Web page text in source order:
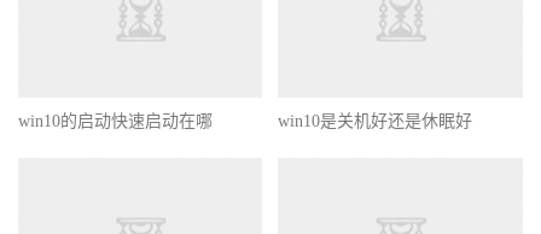
win10的启动快速启动在哪 win10是关机好还是休眠好